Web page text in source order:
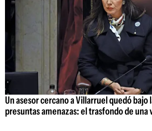
Un asesor cercano a Villarruel quedó bajo
presuntas amenazas: el trasfondo de una